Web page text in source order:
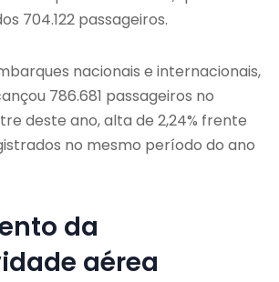
704.122 passageiros.
nacionais e internacionais,
786.681 passageiros no
deste ano, alta de 2,24% frente
no mesmo período do ano
da
aérea